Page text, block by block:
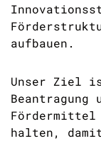
aufbauen.
Unser Ziel
Beantragung
Fördermittel
halten,